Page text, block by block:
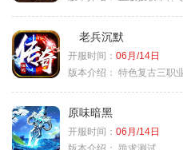
老兵沉默
开服时间： 06月/14日
版本介绍： 特色复古三职
原味暗黑
开服时间： 06月/14日